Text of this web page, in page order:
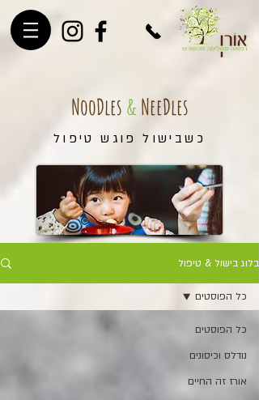
NooDles & NeeDles
כשבישול פוגש טיפול
בלוג בישול & טיפול
כל הפוסטים
נודלס וכיסונים
אורז זה החיים
כל הפוסטים